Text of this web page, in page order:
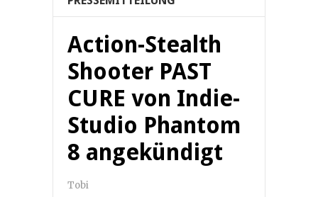
Action-Stealth
Shooter PAST
CURE von Indie-
Studio Phantom
8 angekündigt
Tobi